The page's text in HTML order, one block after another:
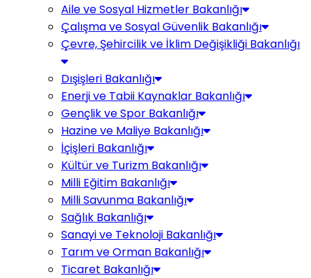
Aile ve Sosyal Hizmetler Bakanlığı
Çalışma ve Sosyal Güvenlik Bakanlığı
Çevre, Şehircilik ve İklim Değişikliği Bakanlığı
Dışişleri Bakanlığı
Enerji ve Tabii Kaynaklar Bakanlığı
Gençlik ve Spor Bakanlığı
Hazine ve Maliye Bakanlığı
İçişleri Bakanlığı
Kültür ve Turizm Bakanlığı
Milli Eğitim Bakanlığı
Milli Savunma Bakanlığı
Sağlık Bakanlığı
Sanayi ve Teknoloji Bakanlığı
Tarım ve Orman Bakanlığı
Ticaret Bakanlığı